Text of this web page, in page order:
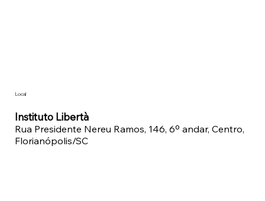
Local
Instituto Libertà
Rua Presidente Nereu Ramos, 146, 6º andar, Centro,
Florianópolis/SC